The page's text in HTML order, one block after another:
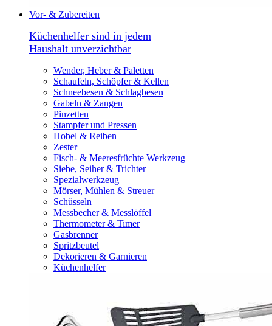
Vor- & Zubereiten
Küchenhelfer sind in jedem
Haushalt unverzichtbar
Wender, Heber & Paletten
Schaufeln, Schöpfer & Kellen
Schneebesen & Schlagbesen
Gabeln & Zangen
Pinzetten
Stampfer und Pressen
Hobel & Reiben
Zester
Fisch- & Meeresfrüchte Werkzeug
Siebe, Seiher & Trichter
Spezialwerkzeug
Mörser, Mühlen & Streuer
Schüsseln
Messbecher & Messlöffel
Thermometer & Timer
Gasbrenner
Spritzbeutel
Dekorieren & Garnieren
Küchenhelfer